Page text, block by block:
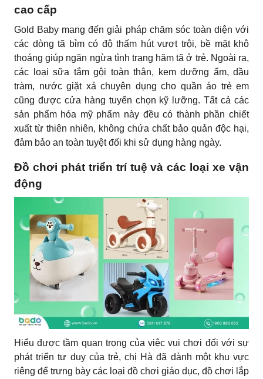
cao cấp
Gold Baby mang đến giải pháp chăm sóc toàn diện với
các dòng tã bỉm có độ thấm hút vượt trội, bề mặt khô
thoáng giúp ngăn ngừa tình trạng hăm tã ở trẻ. Ngoài ra,
các loại sữa tắm gội toàn thân, kem dưỡng ẩm, dầu
tràm, nước giặt xả chuyên dụng cho quần áo trẻ em
cũng được cửa hàng tuyển chọn kỹ lưỡng. Tất cả các
sản phẩm hóa mỹ phẩm này đều có thành phần chiết
xuất từ thiên nhiên, không chứa chất bảo quản độc hại,
đảm bảo an toàn tuyệt đối khi sử dụng hàng ngày.
Đồ chơi phát triển trí tuệ và các loại xe vận
động
Hiểu được tầm quan trọng của việc vui chơi đối với sự
phát triển tư duy của trẻ, chị Hà đã dành một khu vực
riêng để trưng bày các loại đồ chơi giáo dục, đồ chơi lắp